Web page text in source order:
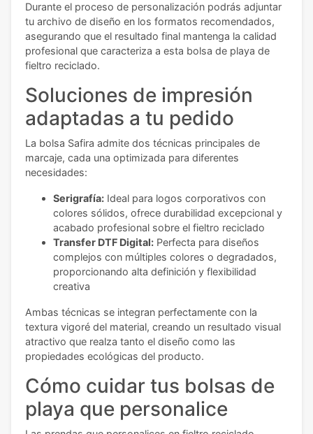
Durante el proceso de personalización podrás adjuntar
tu archivo de diseño en los formatos recomendados,
asegurando que el resultado final mantenga la calidad
profesional que caracteriza a esta bolsa de playa de
fieltro reciclado.
Soluciones de impresión
adaptadas a tu pedido
La bolsa Safira admite dos técnicas principales de
marcaje, cada una optimizada para diferentes
necesidades:
Serigrafía: Ideal para logos corporativos con
colores sólidos, ofrece durabilidad excepcional y
acabado profesional sobre el fieltro reciclado
Transfer DTF Digital: Perfecta para diseños
complejos con múltiples colores o degradados,
proporcionando alta definición y flexibilidad
creativa
Ambas técnicas se integran perfectamente con la
textura vigoré del material, creando un resultado visual
atractivo que realza tanto el diseño como las
propiedades ecológicas del producto.
Cómo cuidar tus bolsas de
playa que personalice